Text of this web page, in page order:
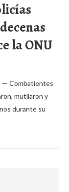
la ONU
— Combatientes
mutilaron y
durante su